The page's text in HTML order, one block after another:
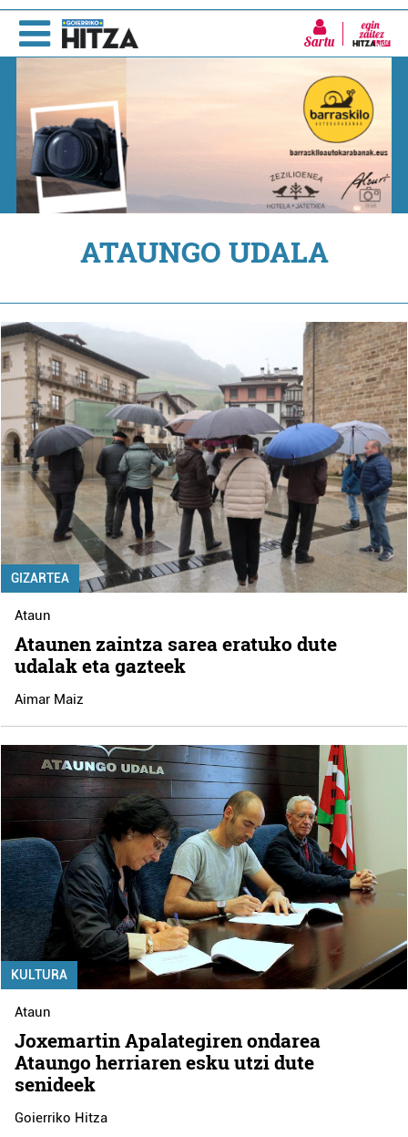
Sartu
ATAUNGO UDALA
GIZARTEA
Ataun
Ataunen zaintza sarea eratuko dute
udalak eta gazteek
Aimar Maiz
KULTURA
Ataun
Joxemartin Apalategiren ondarea
Ataungo herriaren esku utzi dute
senideek
Goierriko Hitza